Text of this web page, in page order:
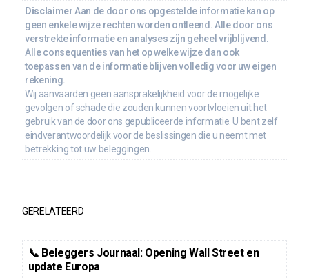
Disclaimer Aan de door ons opgestelde informatie kan op
geen enkele wijze rechten worden ontleend. Alle door ons
verstrekte informatie en analyses zijn geheel vrijblijvend.
Alle consequenties van het op welke wijze dan ook
toepassen van de informatie blijven volledig voor uw eigen
rekening.
Wij aanvaarden geen aansprakelijkheid voor de mogelijke
gevolgen of schade die zouden kunnen voortvloeien uit het
gebruik van de door ons gepubliceerde informatie. U bent zelf
eindverantwoordelijk voor de beslissingen die u neemt met
betrekking tot uw beleggingen.
GERELATEERD
📞 Beleggers Journaal: Opening Wall Street en
update Europa